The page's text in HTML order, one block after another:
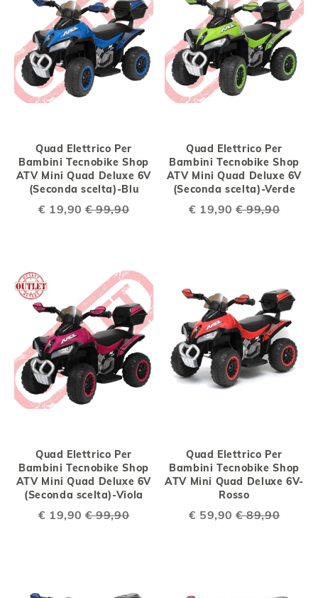
Quad Elettrico Per
Bambini Tecnobike Shop
ATV Mini Quad Deluxe 6V
(Seconda scelta)-Blu
Special
€ 19,90 € 99,90
Quad Elettrico Per
Bambini Tecnobike Shop
ATV Mini Quad Deluxe 6V
(Seconda scelta)-Verde
Special
€ 19,90 € 99,90
Quad Elettrico Per
Bambini Tecnobike Shop
ATV Mini Quad Deluxe 6V
(Seconda scelta)-Viola
Special
€ 19,90 € 99,90
Quad Elettrico Per
Bambini Tecnobike Shop
ATV Mini Quad Deluxe 6V-
Rosso
Special
€ 59,90 € 89,90